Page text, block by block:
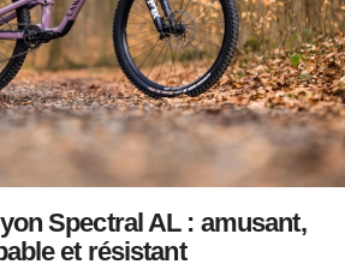
Spectral AL : amusant,
et résistant